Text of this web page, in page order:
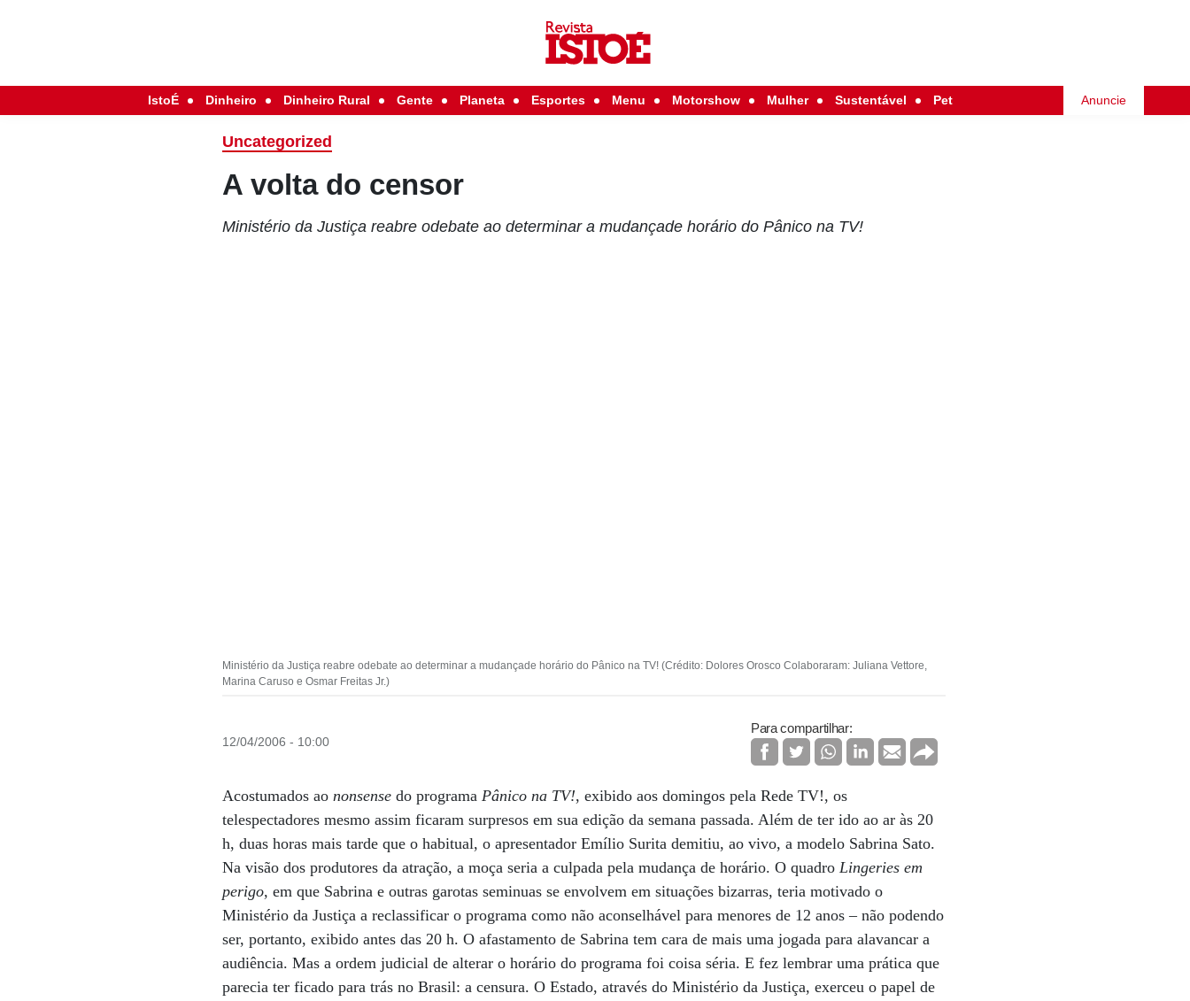
IstoÉ Dinheiro Dinheiro Rural Gente Planeta Esportes Menu Motorshow Mulher Sustentável Pet Anuncie
Uncategorized
A volta do censor
Ministério da Justiça reabre odebate ao determinar a mudançade horário do Pânico na TV!
Ministério da Justiça reabre odebate ao determinar a mudançade horário do Pânico na TV! (Crédito: Dolores Orosco Colaboraram: Juliana Vettore,
Marina Caruso e Osmar Freitas Jr.)
12/04/2006 - 10:00
Para compartilhar:
Acostumados aononsense do programaPânico na TV!, exibido aos domingos pela Rede TV!, os
telespectadores mesmo assim ficaram surpresos em sua edição da semana passada. Além de ter ido ao ar às 20
h, duas horas mais tarde que o habitual, o apresentador Emílio Surita demitiu, ao vivo, a modelo Sabrina Sato.
Na visão dos produtores da atração, a moça seria a culpada pela mudança de horário. O quadroLingeries em
perigo, em que Sabrina e outras garotas seminuas se envolvem em situações bizarras, teria motivado o
Ministério da Justiça a reclassificar o programa como não aconselhável para menores de 12 anos – não podendo
ser, portanto, exibido antes das 20 h. O afastamento de Sabrina tem cara de mais uma jogada para alavancar a
audiência. Mas a ordem judicial de alterar o horário do programa foi coisa séria. E fez lembrar uma prática que
parecia ter ficado para trás no Brasil: a censura. O Estado, através do Ministério da Justiça, exerceu o papel de